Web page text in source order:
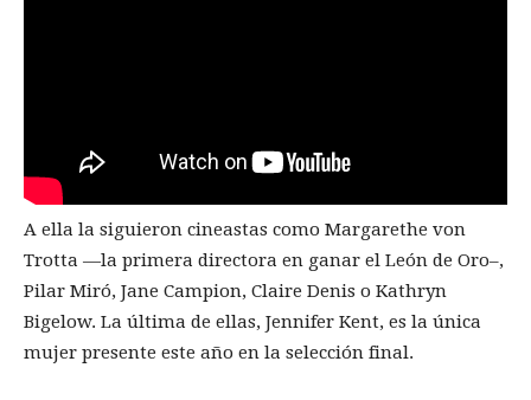
A ella la siguieron cineastas como Margarethe von
Trotta —la primera directora en ganar el León de Oro–,
Pilar Miró, Jane Campion, Claire Denis o Kathryn
Bigelow. La última de ellas, Jennifer Kent, es la única
mujer presente este año en la selección final.